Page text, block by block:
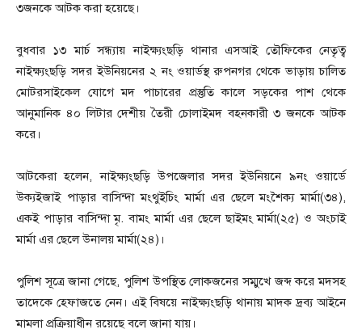
৩জনকে আটক করা হয়েছে।
বুধবার ১৩ মার্চ সন্ধ্যায় নাইক্ষ্যংছড়ি থানার এসআই তৌফিকের নেতৃত্ব
নাইক্ষ্যংছড়ি সদর ইউনিয়নের ২ নং ওয়ার্ডস্থ রুপনগর থেকে ভাড়ায় চালিত
মোটরসাইকেল যোগে মদ পাচারের প্রস্তুতি কালে সড়কের পাশ থেকে
আনুমানিক ৪০ লিটার দেশীয় তৈরী চোলাইমদ বহনকারী ৩ জনকে আটক
করে।
আটকেরা হলেন, নাইক্ষ্যংছড়ি উপজেলার সদর ইউনিয়নে ৯নং ওয়ার্ডে
উক্যইজাই পাড়ার বাসিন্দা মংথুইচিং মার্মা এর ছেলে মংশৈক্য মার্মা(৩৪),
একই পাড়ার বাসিন্দা মৃ. বামং মার্মা এর ছেলে ছাইমং মার্মা(২৫) ও অংচাই
মার্মা এর ছেলে উনালয় মার্মা(২৪)।
পুলিশ সূত্রে জানা গেছে, পুলিশ উপস্থিত লোকজনের সম্মুখে জব্দ করে মদসহ
তাদেকে হেফাজতে নেন। এই বিষয়ে নাইক্ষ্যংছড়ি থানায় মাদক দ্রব্য আইনে
মামলা প্রক্রিয়াধীন রয়েছে বলে জানা যায়।